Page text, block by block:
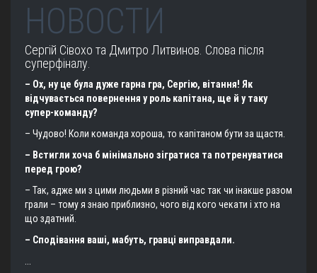
НОВОСТИ
Сергій Сівохо та Дмитро Литвинов. Слова після
суперфіналу.
– Ох, ну це була дуже гарна гра, Сергію, вітання! Як
відчувається повернення у роль капітана, ще й у таку
супер-команду?
– Чудово! Коли команда хороша, то капітаном бути за щастя.
– Встигли хоча б мінімально зігратися та потренуватися
перед грою?
– Так, адже ми з цими людьми в різний час так чи інакше разом
грали – тому я знаю приблизно, чого від кого чекати і хто на
що здатний.
– Сподівання ваші, мабуть, гравці виправдали.